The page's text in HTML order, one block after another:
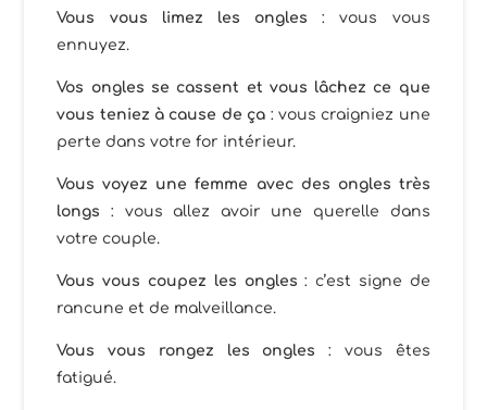
Vous vous limez les ongles : vous vous
ennuyez.
Vos ongles se cassent et vous lâchez ce que
vous teniez à cause de ça : vous craigniez une
perte dans votre for intérieur.
Vous voyez une femme avec des ongles très
longs : vous allez avoir une querelle dans
votre couple.
Vous vous coupez les ongles : c’est signe de
rancune et de malveillance.
Vous vous rongez les ongles : vous êtes
fatigué.